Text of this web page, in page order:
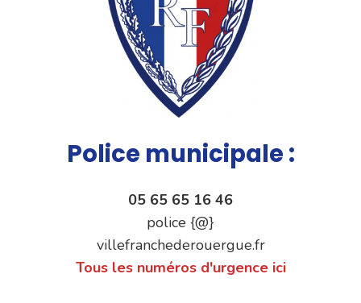
Police municipale :
05 65 65 16 46
police {@}
villefranchederouergue.fr
Tous les numéros d'urgence ici